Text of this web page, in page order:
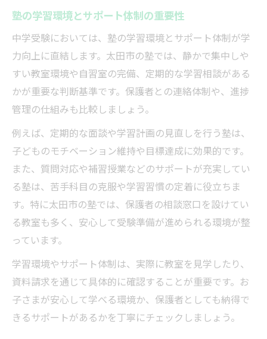
塾の学習環境とサポート体制の重要性
中学受験においては、塾の学習環境とサポート体制が学
力向上に直結します。太田市の塾では、静かで集中しや
すい教室環境や自習室の完備、定期的な学習相談がある
かが重要な判断基準です。保護者との連絡体制や、進捗
管理の仕組みも比較しましょう。
例えば、定期的な面談や学習計画の見直しを行う塾は、
子どものモチベーション維持や目標達成に効果的です。
また、質問対応や補習授業などのサポートが充実してい
る塾は、苦手科目の克服や学習習慣の定着に役立ちま
す。特に太田市の塾では、保護者の相談窓口を設けてい
る教室も多く、安心して受験準備が進められる環境が整
っています。
学習環境やサポート体制は、実際に教室を見学したり、
資料請求を通じて具体的に確認することが重要です。お
子さまが安心して学べる環境か、保護者としても納得で
きるサポートがあるかを丁寧にチェックしましょう。